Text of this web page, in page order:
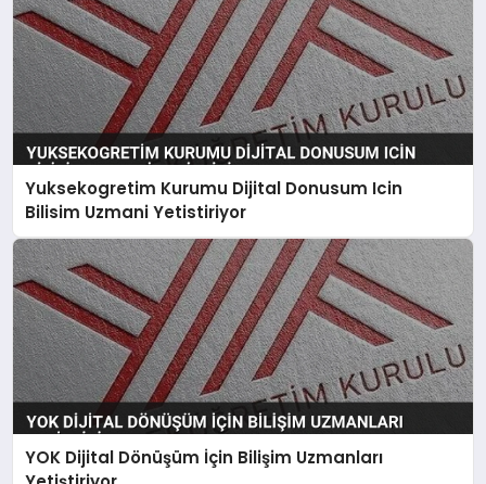
Yuksekogretim Kurumu Dijital Donusum Icin
Bilisim Uzmani Yetistiriyor
YOK Dijital Dönüşüm İçin Bilişim Uzmanları